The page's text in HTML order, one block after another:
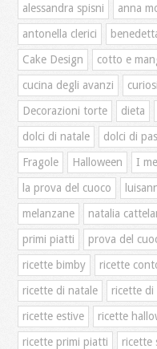
alessandra spisni anna
antonella clerici
Cake Design
cotto e
cucina degli avanzi
Decorazioni torte
dieta
dolci di natale
dolci di
Fragole
Halloween
I
la prova del cuoco
melanzane
natalia
primi piatti
prova del
ricette bimby
ricette
ricette di natale
ricette di
ricette estive
ricette
ricette primi piatti
ricette